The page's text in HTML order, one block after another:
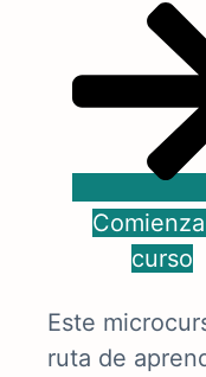
curso
Este
ruta de